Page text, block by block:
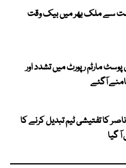
اسلامی کا 16 اگست سے ملک بھر میں بیک وقت
مارٹم رپورٹ میں تشدد اور
آگئے
کا تفتیشی ٹیم تبدیل کرنے کا
آ گیا